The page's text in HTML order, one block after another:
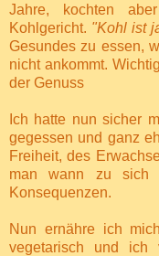
Jahre, kochten
Kohlgericht. "Kohl ist
Gesundes zu essen,
nicht ankommt.
der Genuss
Ich hatte nun sicher
gegessen und ganz
Freiheit, des
man wann zu sich
Konsequenzen.
Nun ernähre ich
vegetarisch und ich